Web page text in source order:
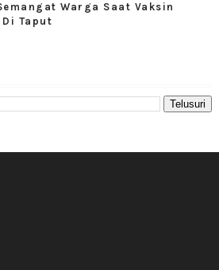
Warga Saat Vaksin
Taput